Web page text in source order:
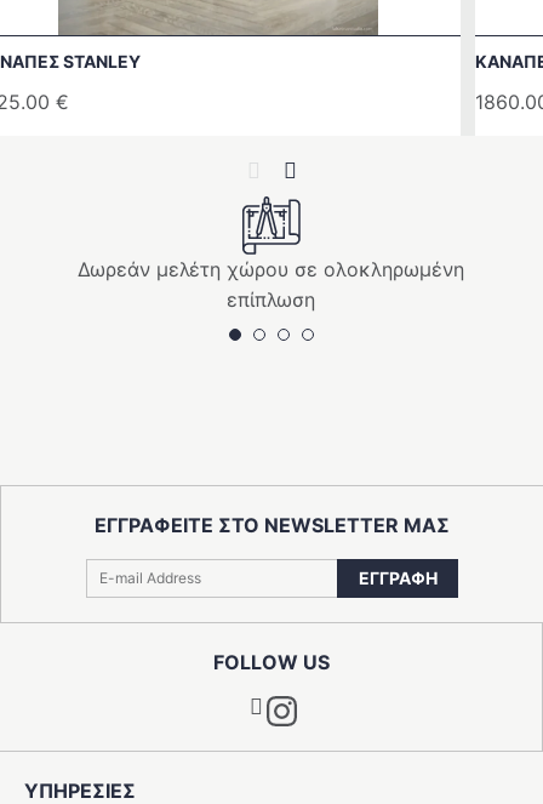
Previous
STANLEY
€
Next
Δωρεάν μελέτη χώρου σε ολοκληρωμένη
επίπλωση
FOLLOW US
Instagram
ΕΓΓΡΑΦΕΙΤΕ ΣΤΟ NEWSLETTER ΜΑΣ
ΕΓΓΡΑΦΗ
ΥΠΗΡΕΣIΕΣ